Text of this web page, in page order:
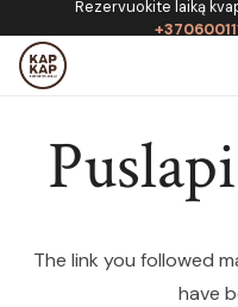
Rezervuokite laiką
The link you followed
have